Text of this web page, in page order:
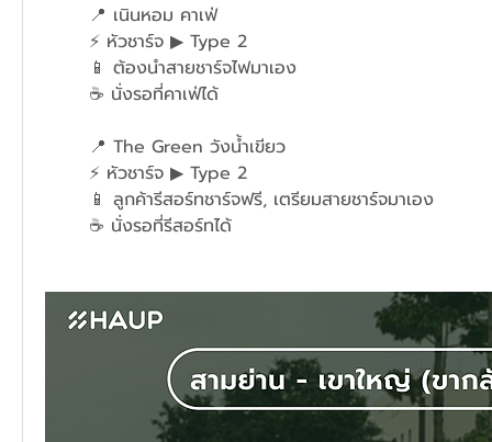
	📍 เนินหอม คาเฟ่
	⚡ หัวชาร์จ ▶ Type 2
	📱 ต้องนำสายชาร์จไฟมาเอง
	☕ นั่งรอที่คาเฟ่ได้
	📍 The Green วังน้ำเขียว
	⚡ หัวชาร์จ ▶ Type 2
	📱 ลูกค้ารีสอร์ทชาร์จฟรี, เตรียมสายชาร์จมาเอง
	☕ นั่งรอที่รีสอร์ทได้